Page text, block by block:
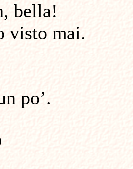
bella!
visto mai.
po’.